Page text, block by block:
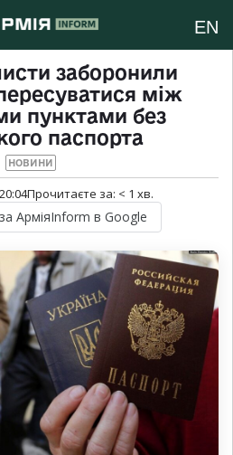
EN
заборонили
між
пунктами без
паспорта
НОВИНИ
Прочитаєте за: < 1 хв.
АрміяInform в Google